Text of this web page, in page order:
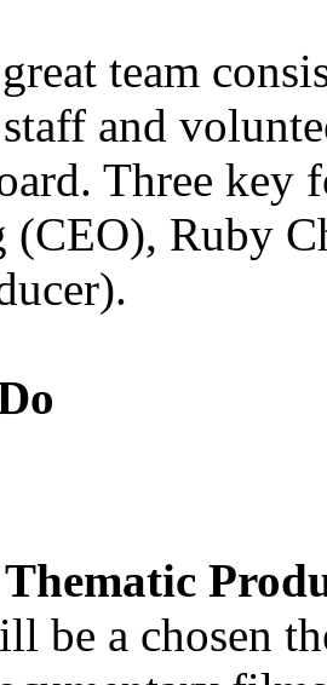
team
and
Three key
(CEO), Ruby
be a chosen